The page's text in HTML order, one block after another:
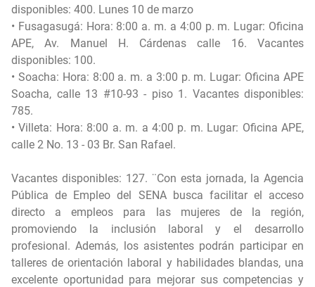
disponibles: 400. Lunes 10 de marzo
• Fusagasugá: Hora: 8:00 a. m. a 4:00 p. m. Lugar: Oficina
APE, Av. Manuel H. Cárdenas calle 16. Vacantes
disponibles: 100.
• Soacha: Hora: 8:00 a. m. a 3:00 p. m. Lugar: Oficina APE
Soacha, calle 13 #10-93 - piso 1. Vacantes disponibles:
785.
• Villeta: Hora: 8:00 a. m. a 4:00 p. m. Lugar: Oficina APE,
calle 2 No. 13 - 03 Br. San Rafael.
Vacantes disponibles: 127. ¨Con esta jornada, la Agencia
Pública de Empleo del SENA busca facilitar el acceso
directo a empleos para las mujeres de la región,
promoviendo la inclusión laboral y el desarrollo
profesional. Además, los asistentes podrán participar en
talleres de orientación laboral y habilidades blandas, una
excelente oportunidad para mejorar sus competencias y